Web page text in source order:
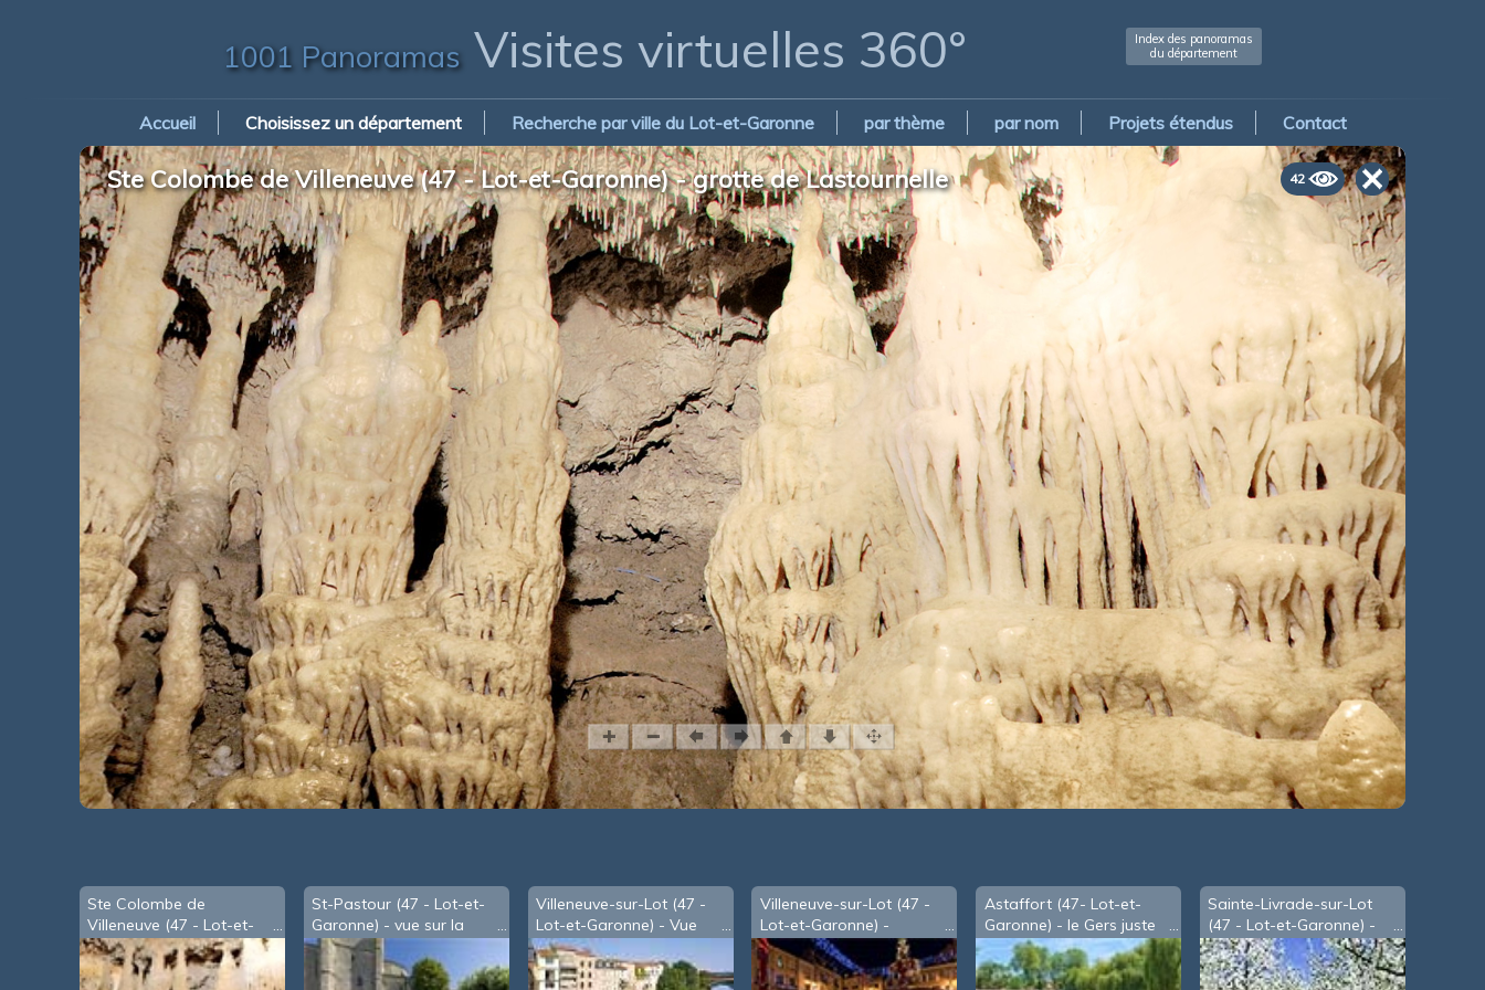
1001 PanoramasVisites virtuelles 360°
Index des panoramas
du département
Accueil Choisissez un département Recherche par ville du Lot-et-Garonne par thème par nom Projets étendus Contact
42
Ste Colombe de Villeneuve (47 - Lot-et-Garonne) - grotte de Lastournelle
Ste Colombe de
Villeneuve (47 - Lot-et-
Garonne) - grotte de
Lastournelle
St-Pastour (47 - Lot-et-
Garonne) - vue sur la
vallée
Villeneuve-sur-Lot (47 -
Lot-et-Garonne) - Vue
sur le Lot depuis le pont
des Cieutat
Villeneuve-sur-Lot (47 -
Lot-et-Garonne) -
marché de Noël
Astaffort (47- Lot-et-
Garonne) - le Gers juste
avant la minoterie
Sainte-Livrade-sur-Lot
(47 - Lot-et-Garonne) -
Verger de pruniers en
fleurs